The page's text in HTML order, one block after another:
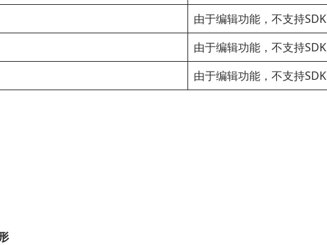
由于编辑功能，不支持SDK
由于编辑功能，不支持SDK
由于编辑功能，不支持SDK